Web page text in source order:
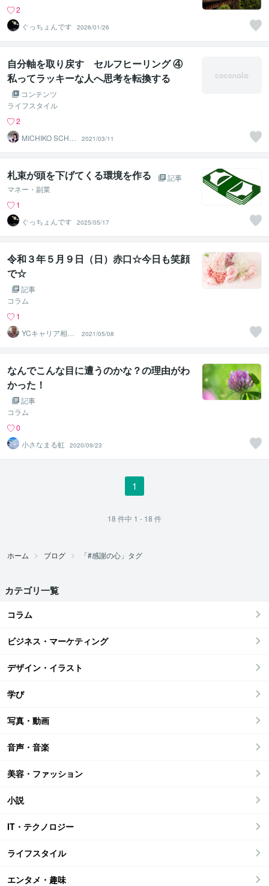
2
ぐっちょんです
2026/01/26
自分軸を取り戻す セルフヒーリング ④
私ってラッキーな人へ思考を転換する
コンテンツ
ライフスタイル
2
MICHIKO SCHN
2021/03/11
札束が頭を下げてくる環境を作る
記事
マネー・副業
1
ぐっちょんです
2025/05/17
令和３年５月９日（日）赤口☆今日も笑顔
で☆
記事
コラム
1
YCキャリア相談
2021/05/08
なんでこんな目に遭うのかな？の理由がわ
かった！
記事
コラム
0
小さなまる虹
2020/09/23
1
18 件中 1 - 18 件
ホーム ブログ 「#感謝の心」タグ
カテゴリ一覧
コラム
ビジネス・マーケティング
デザイン・イラスト
学び
写真・動画
音声・音楽
美容・ファッション
小説
IT・テクノロジー
ライフスタイル
エンタメ・趣味